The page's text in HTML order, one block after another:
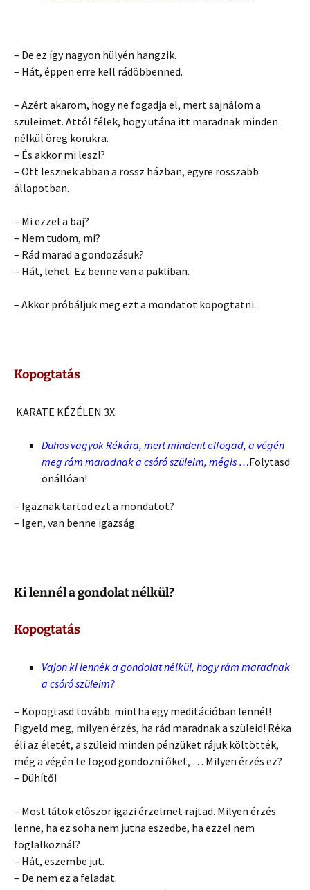
– De ez így nagyon hülyén hangzik.
– Hát, éppen erre kell rádöbbenned.
– Azért akarom, hogy ne fogadja el, mert sajnálom a
szüleimet. Attól félek, hogy utána itt maradnak minden
nélkül öreg korukra.
– És akkor mi lesz!?
– Ott lesznek abban a rossz házban, egyre rosszabb
állapotban.
– Mi ezzel a baj?
– Nem tudom, mi?
– Rád marad a gondozásuk?
– Hát, lehet. Ez benne van a pakliban.
– Akkor próbáljuk meg ezt a mondatot kopogtatni.
Kopogtatás
KARATE KÉZÉLEN 3X:
Dühös vagyok Rékára, mert mindent elfogad, a végén
meg rám maradnak a csóró szüleim, mégis …Folytasd
önállóan!
– Igaznak tartod ezt a mondatot?
– Igen, van benne igazság.
Ki lennél a gondolat nélkül?
Kopogtatás
Vajon ki lennék a gondolat nélkül, hogy rám maradnak
a csóró szüleim?
– Kopogtasd tovább. mintha egy meditációban lennél!
Figyeld meg, milyen érzés, ha rád maradnak a szüleid! Réka
éli az életét, a szüleid minden pénzüket rájuk költötték,
még a végén te fogod gondozni őket, … Milyen érzés ez?
– Dühítő!
– Most látok először igazi érzelmet rajtad. Milyen érzés
lenne, ha ez soha nem jutna eszedbe, ha ezzel nem
foglalkoznál?
– Hát, eszembe jut.
– De nem ez a feladat.